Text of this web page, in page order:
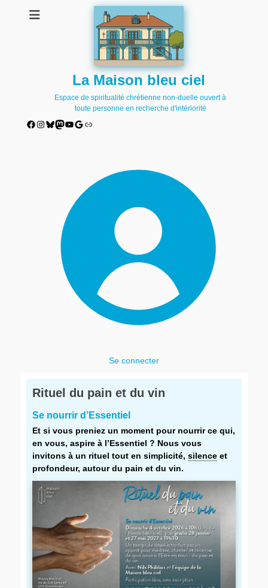
La Maison bleu ciel
Espace de spiritualité chrétienne non-duelle ouvert à
toute personne en recherche d'intériorité
Facebook
Instagram
Bluesky
Mastodon
YouTube
Google
Lien
Se connecter
Rituel du pain et du vin
Se nourrir d’Essentiel
Et si vous preniez un moment pour nourrir ce qui,
en vous, aspire à l’Essentiel ? Nous vous
invitons à un rituel tout en simplicité, silence et
profondeur, autour du pain et du vin.